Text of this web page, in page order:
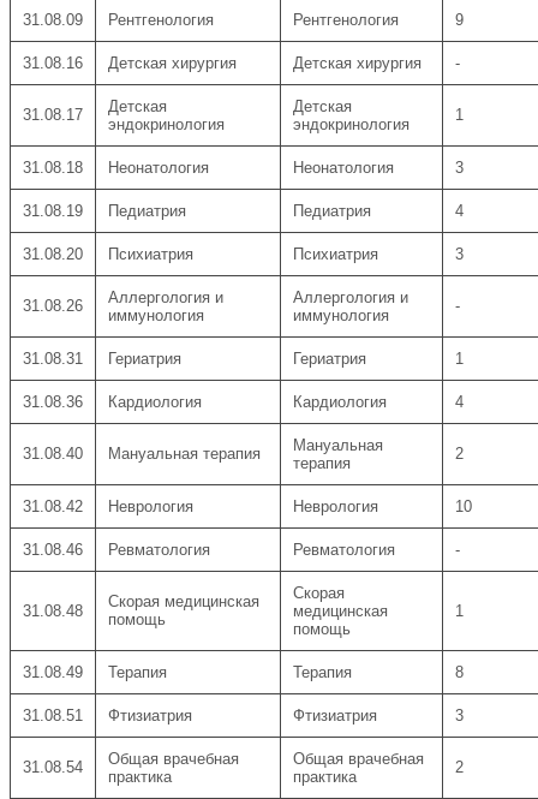
31.08.09 Рентгенология Рентгенология 9
31.08.16 Детская хирургия Детская хирургия -
31.08.17
Детская
эндокринология
Детская
эндокринология
1
31.08.18 Неонатология Неонатология 3
31.08.19 Педиатрия Педиатрия 4
31.08.20 Психиатрия Психиатрия 3
31.08.26
Аллергология и
иммунология
Аллергология и
иммунология
-
31.08.31 Гериатрия Гериатрия 1
31.08.36 Кардиология Кардиология 4
31.08.40 Мануальная терапия
Мануальная
терапия
2
31.08.42 Неврология Неврология 10
31.08.46 Ревматология Ревматология -
31.08.48
Скорая медицинская
помощь
Скорая
медицинская
помощь
1
31.08.49 Терапия Терапия 8
31.08.51 Фтизиатрия Фтизиатрия 3
31.08.54
Общая врачебная
практика
Общая врачебная
практика
2